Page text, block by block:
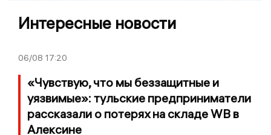
Интересные новости
06/08 17:20
«Чувствую, что мы беззащитные и
уязвимые»: тульские предприниматели
рассказали о потерях на складе WB в
Алексине